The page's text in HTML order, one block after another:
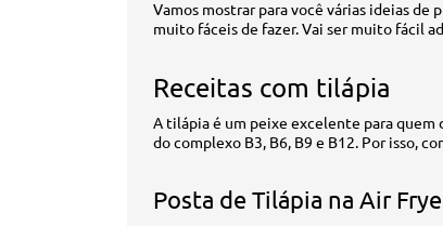
Vamos mostrar para você várias ideias de
muito fáceis de fazer. Vai ser muito fácil
Receitas com tilápia
A tilápia é um peixe excelente para quem
do complexo B3, B6, B9 e B12. Por isso,
Posta de Tilápia na Air